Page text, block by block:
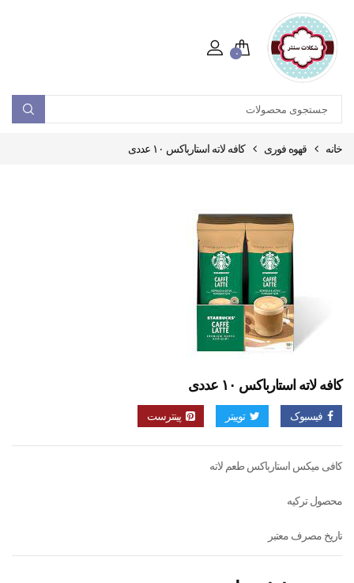
۰
خانه قهوه فوری کافه لاته استارباکس ۱۰ عددی
کافه لاته استارباکس ۱۰ عددی
فیسبوک توییتر پینترست
کافی میکس استارباکس طعم لاته
محصول ترکیه
تاریخ مصرف معتبر